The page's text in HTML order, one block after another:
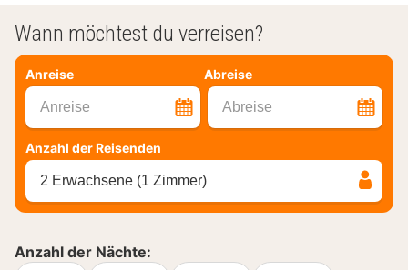
Wann möchtest du verreisen?
Anreise Abreise
Anreise Abreise
Anzahl der Reisenden
2 Erwachsene (1 Zimmer)
Anzahl der Nächte: